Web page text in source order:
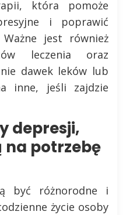
która pomoże
i poprawić
jest również
leczenia oraz
dawek leków lub
inne, jeśli zajdzie
depresji,
na potrzebę
być różnorodne i
życie osoby